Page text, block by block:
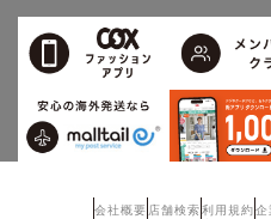
会社概要 店舗検索利用規約企